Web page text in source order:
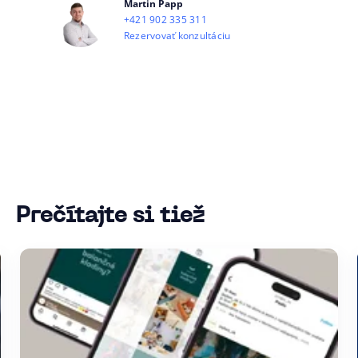
Martin Papp
+421 902 335 311
Rezervovať konzultáciu
Prečítajte si tiež